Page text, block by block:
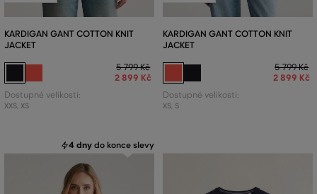
KARDIGAN GANT COTTON KNIT
JACKET
5 799 Kč
2 899 Kč
Dostupné velikosti:
XXS, XS
KARDIGAN GANT COTTON KNIT
JACKET
5 799 Kč
2 899 Kč
Dostupné velikosti:
XS, S
4 dny do konce slevy